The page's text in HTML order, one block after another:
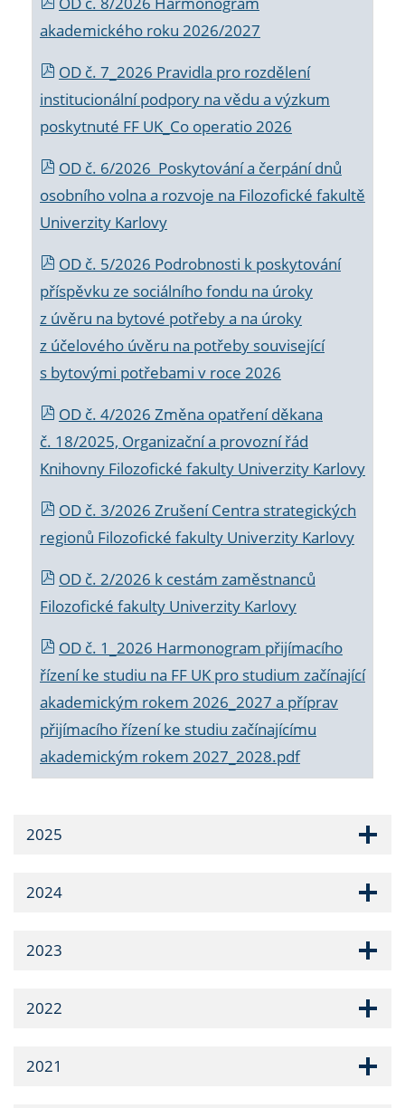
akademického roku 2026/2027
OD č. 7_2026 Pravidla pro rozdělení
institucionální podpory na vědu a výzkum
poskytnuté FF UK_Co operatio 2026
OD č. 6/2026 Poskytování a čerpání dnů
osobního volna a rozvoje na Filozofické fakultě
Univerzity Karlovy
OD č. 5/2026 Podrobnosti k poskytování
příspěvku ze sociálního fondu na úroky
z úvěru na bytové potřeby a na úroky
z účelového úvěru na potřeby související
s bytovými potřebami v roce 2026
OD č. 4/2026 Změna opatření děkana
č. 18/2025, Organizační a provozní řád
Knihovny Filozofické fakulty Univerzity Karlovy
OD č. 3/2026 Zrušení Centra strategických
regionů Filozofické fakulty Univerzity Karlovy
OD č. 2/2026 k cestám zaměstnanců
Filozofické fakulty Univerzity Karlovy
OD č. 1_2026 Harmonogram přijímacího
řízení ke studiu na FF UK pro studium začínající
akademickým rokem 2026_2027 a příprav
přijímacího řízení ke studiu začínajícímu
akademickým rokem 2027_2028.pdf
2025
2024
2023
2022
2021